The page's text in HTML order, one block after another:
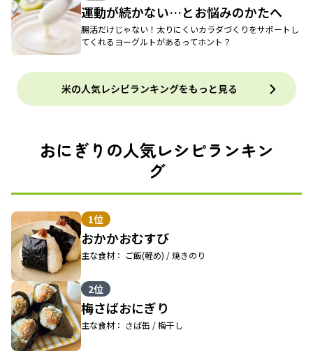
運動が続かない…とお悩みのかたへ
腸活だけじゃない！太りにくいカラダづくりをサポートし
てくれるヨーグルトがあるってホント？
米の人気レシピランキングをもっと見る
おにぎりの人気レシピランキン
グ
1位
おかかおむすび
主な食材： ご飯(軽め) / 焼きのり
2位
梅さばおにぎり
主な食材： さば缶 / 梅干し